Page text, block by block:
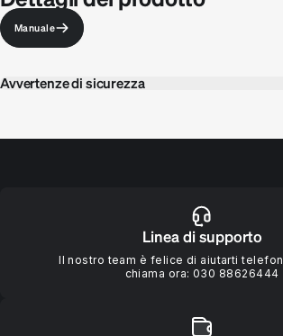
Manuale
Avvertenze di sicurezza
Linea di supporto
Il nostro team è felice di aiutarti
chiama ora: 030 88626444